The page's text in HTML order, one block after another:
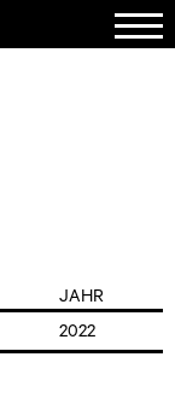
JAHR
2022